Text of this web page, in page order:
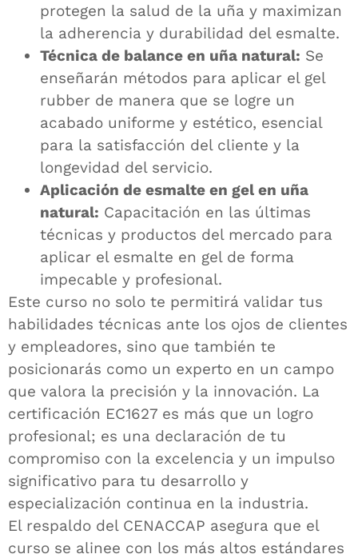
protegen la salud de la uña y maximizan
la adherencia y durabilidad del esmalte.
Técnica de balance en uña natural: Se
enseñarán métodos para aplicar el gel
rubber de manera que se logre un
acabado uniforme y estético, esencial
para la satisfacción del cliente y la
longevidad del servicio.
Aplicación de esmalte en gel en uña
natural: Capacitación en las últimas
técnicas y productos del mercado para
aplicar el esmalte en gel de forma
impecable y profesional.
Este curso no solo te permitirá validar tus
habilidades técnicas ante los ojos de clientes
y empleadores, sino que también te
posicionarás como un experto en un campo
que valora la precisión y la innovación. La
certificación EC1627 es más que un logro
profesional; es una declaración de tu
compromiso con la excelencia y un impulso
significativo para tu desarrollo y
especialización continua en la industria.
El respaldo del CENACCAP asegura que el
curso se alinee con los más altos estándares